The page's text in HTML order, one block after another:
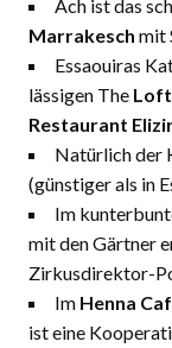
Ach ist das
Marrakesch mit
Essaouiras
lässigen The
Restaurant
Natürlich der
(günstiger als in
Im
mit den Gärtner
Zirkusdirektor-
Im Henna
ist eine